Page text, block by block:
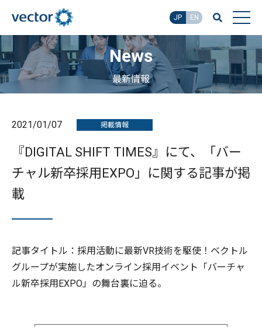
JP EN
News
最新情報
2021/01/07 掲載情報
『DIGITAL SHIFT TIMES』にて、「バー
チャル新卒採用EXPO」に関する記事が掲
載
記事タイトル：採用活動に最新VR技術を駆使！ベクトル
グループが実施したオンライン採用イベント「バーチャ
ル新卒採用EXPO」の舞台裏に迫る。